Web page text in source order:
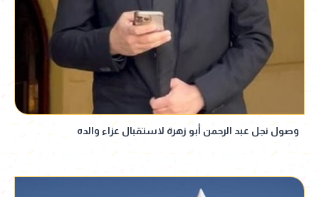
وصول نجل عبد الرحمن أبو زهرة لاستقبال عزاء والده